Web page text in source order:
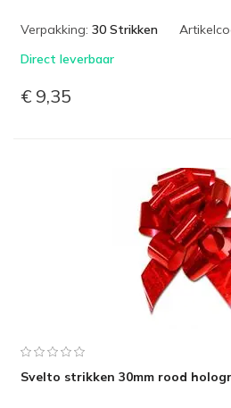
Verpakking: 30 Strikken
Direct leverbaar
€ 9,35
Svelto strikken 30mm rood